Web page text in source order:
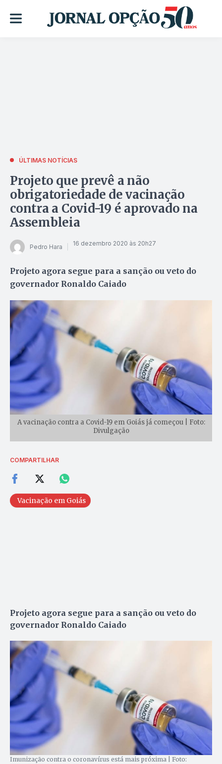
ÚLTIMAS NOTÍCIAS
Projeto que prevê a não
obrigatoriedade de vacinação
contra a Covid-19 é aprovado na
Assembleia
Pedro Hara 16 dezembro 2020 às 20h27
Projeto agora segue para a sanção ou veto do
governador Ronaldo Caiado
A vacinação contra a Covid-19 em Goiás já começou | Foto:
Divulgação
COMPARTILHAR
Vacinação em Goiás
Projeto agora segue para a sanção ou veto do
governador Ronaldo Caiado
Imunização contra o coronavírus está mais próxima | Foto: